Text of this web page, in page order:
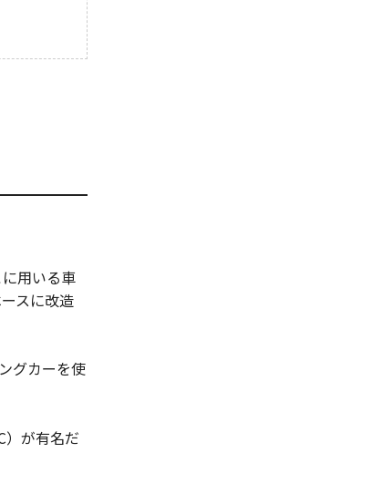
用いる車
スに改造
グカーを使
）が有名だ